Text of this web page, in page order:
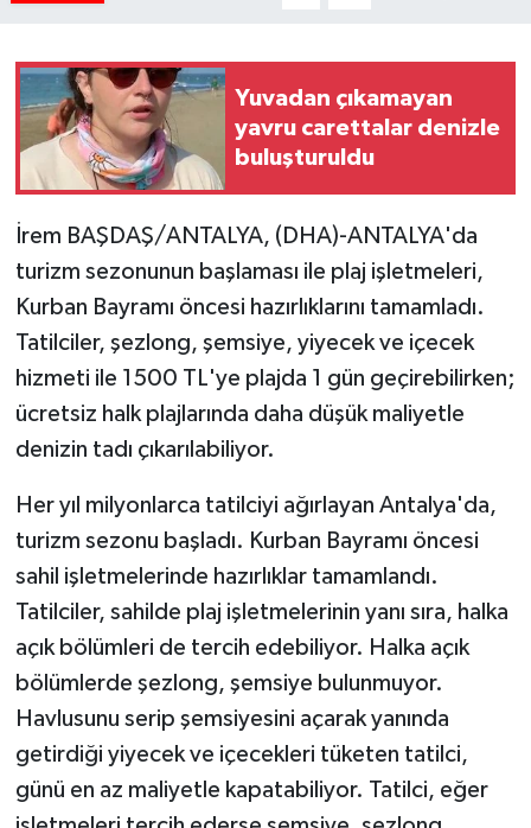
Yuvadan çıkamayan
yavru carettalar denizle
buluşturuldu
İrem BAŞDAŞ/ANTALYA, (DHA)-ANTALYA'da
turizm sezonunun başlaması ile plaj işletmeleri,
Kurban Bayramı öncesi hazırlıklarını tamamladı.
Tatilciler, şezlong, şemsiye, yiyecek ve içecek
hizmeti ile 1500 TL'ye plajda 1 gün geçirebilirken;
ücretsiz halk plajlarında daha düşük maliyetle
denizin tadı çıkarılabiliyor.
Her yıl milyonlarca tatilciyi ağırlayan Antalya'da,
turizm sezonu başladı. Kurban Bayramı öncesi
sahil işletmelerinde hazırlıklar tamamlandı.
Tatilciler, sahilde plaj işletmelerinin yanı sıra, halka
açık bölümleri de tercih edebiliyor. Halka açık
bölümlerde şezlong, şemsiye bulunmuyor.
Havlusunu serip şemsiyesini açarak yanında
getirdiği yiyecek ve içecekleri tüketen tatilci,
günü en az maliyetle kapatabiliyor. Tatilci, eğer